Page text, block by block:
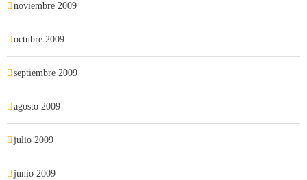
noviembre 2009
octubre 2009
septiembre 2009
agosto 2009
julio 2009
junio 2009